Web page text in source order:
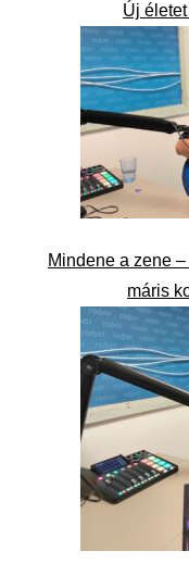
Új
Mindene a zene
máris